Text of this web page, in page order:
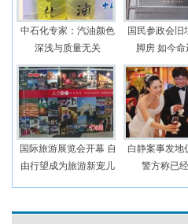
中石化专家：汽油颜色
深浅与质量无关
国民参政会旧
脚房 如今命
国际旅游展览会开幕 自
由行望成为旅游新宠儿
白静案事发地
警方称已